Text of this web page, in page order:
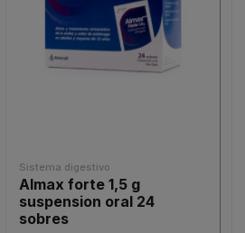
Sistema digestivo
Almax forte 1,5 g
suspension oral 24
sobres